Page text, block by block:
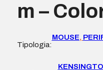
m –
Tipologia:
MOUSE,